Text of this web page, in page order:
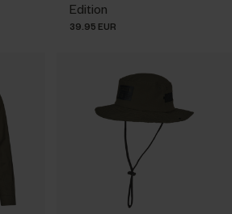
Edition
39.95 EUR